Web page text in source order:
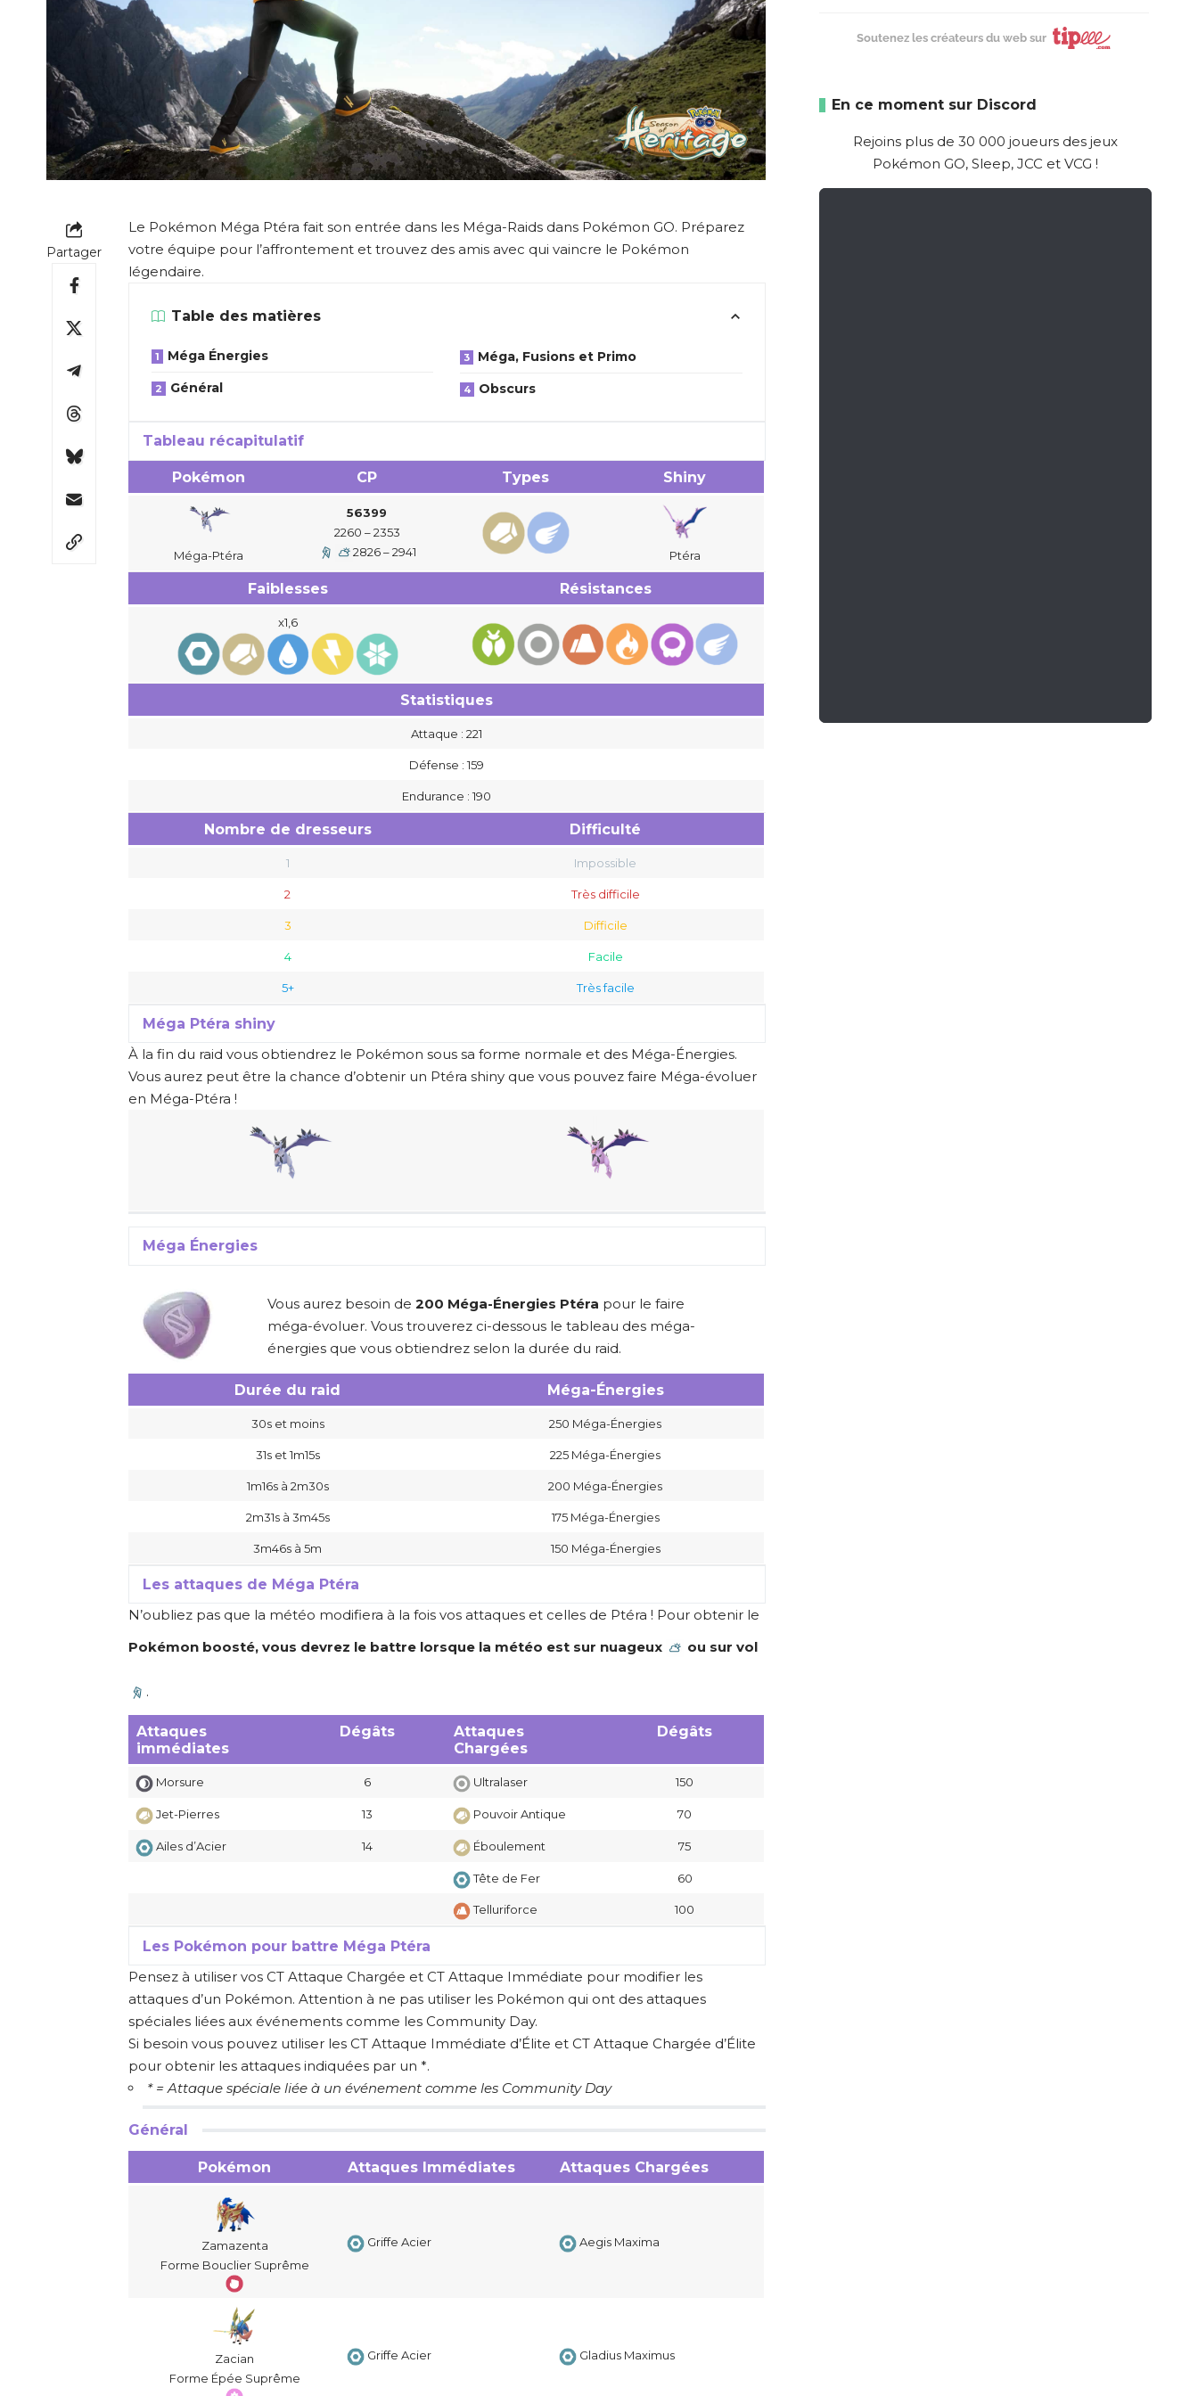
Partager
Le Pokémon Méga Ptéra fait son entrée dans les Méga-Raids dans Pokémon GO. Préparez
votre équipe pour l’affrontement et trouvez des amis avec qui vaincre le Pokémon
légendaire.
Table des matières
Méga Énergies
Général
Méga, Fusions et Primo
Obscurs
Tableau récapitulatif
Pokémon CP Types Shiny
Méga-Ptéra
56399
2260 – 2353
2826 – 2941
Ptéra
Faiblesses Résistances
x1,6
Statistiques
Attaque : 221
Défense : 159
Endurance : 190
Nombre de dresseurs Difficulté
1 Impossible
2 Très difficile
3 Difficile
4 Facile
5+ Très facile
Méga Ptéra shiny
À la fin du raid vous obtiendrez le Pokémon sous sa forme normale et des Méga-Énergies.
Vous aurez peut être la chance d’obtenir un Ptéra shiny que vous pouvez faire Méga-évoluer
en Méga-Ptéra !
Méga Énergies
Vous aurez besoin de 200 Méga-Énergies Ptéra pour le faire
méga-évoluer. Vous trouverez ci-dessous le tableau des méga-
énergies que vous obtiendrez selon la durée du raid.
Durée du raid Méga-Énergies
30s et moins 250 Méga-Énergies
31s et 1m15s 225 Méga-Énergies
1m16s à 2m30s 200 Méga-Énergies
2m31s à 3m45s 175 Méga-Énergies
3m46s à 5m 150 Méga-Énergies
Les attaques de Méga Ptéra
N’oubliez pas que la météo modifiera à la fois vos attaques et celles de Ptéra ! Pour obtenir le
Pokémon boosté, vous devrez le battre lorsque la météo est sur nuageux
ou sur vol
.
Attaques
immédiates
Dégâts
Attaques
Chargées
Dégâts
Morsure 6 Ultralaser 150
Jet-Pierres 13 Pouvoir Antique 70
Ailes d’Acier 14 Éboulement 75
Tête de Fer 60
Telluriforce 100
Les Pokémon pour battre Méga Ptéra
Pensez à utiliser vos CT Attaque Chargée et CT Attaque Immédiate pour modifier les
attaques d’un Pokémon. Attention à ne pas utiliser les Pokémon qui ont des attaques
spéciales liées aux événements comme les Community Day.
Si besoin vous pouvez utiliser les CT Attaque Immédiate d’Élite et CT Attaque Chargée d’Élite
pour obtenir les attaques indiquées par un *.
* = Attaque spéciale liée à un événement comme les Community Day
Général
Pokémon Attaques Immédiates Attaques Chargées
Zamazenta
Forme Bouclier Suprême
Griffe Acier Aegis Maxima
Zacian
Forme Épée Suprême
Griffe Acier Gladius Maximus
Soutenez les créateurs du web sur
En ce moment sur Discord
Rejoins plus de 30 000 joueurs des jeux
Pokémon GO, Sleep, JCC et VCG !